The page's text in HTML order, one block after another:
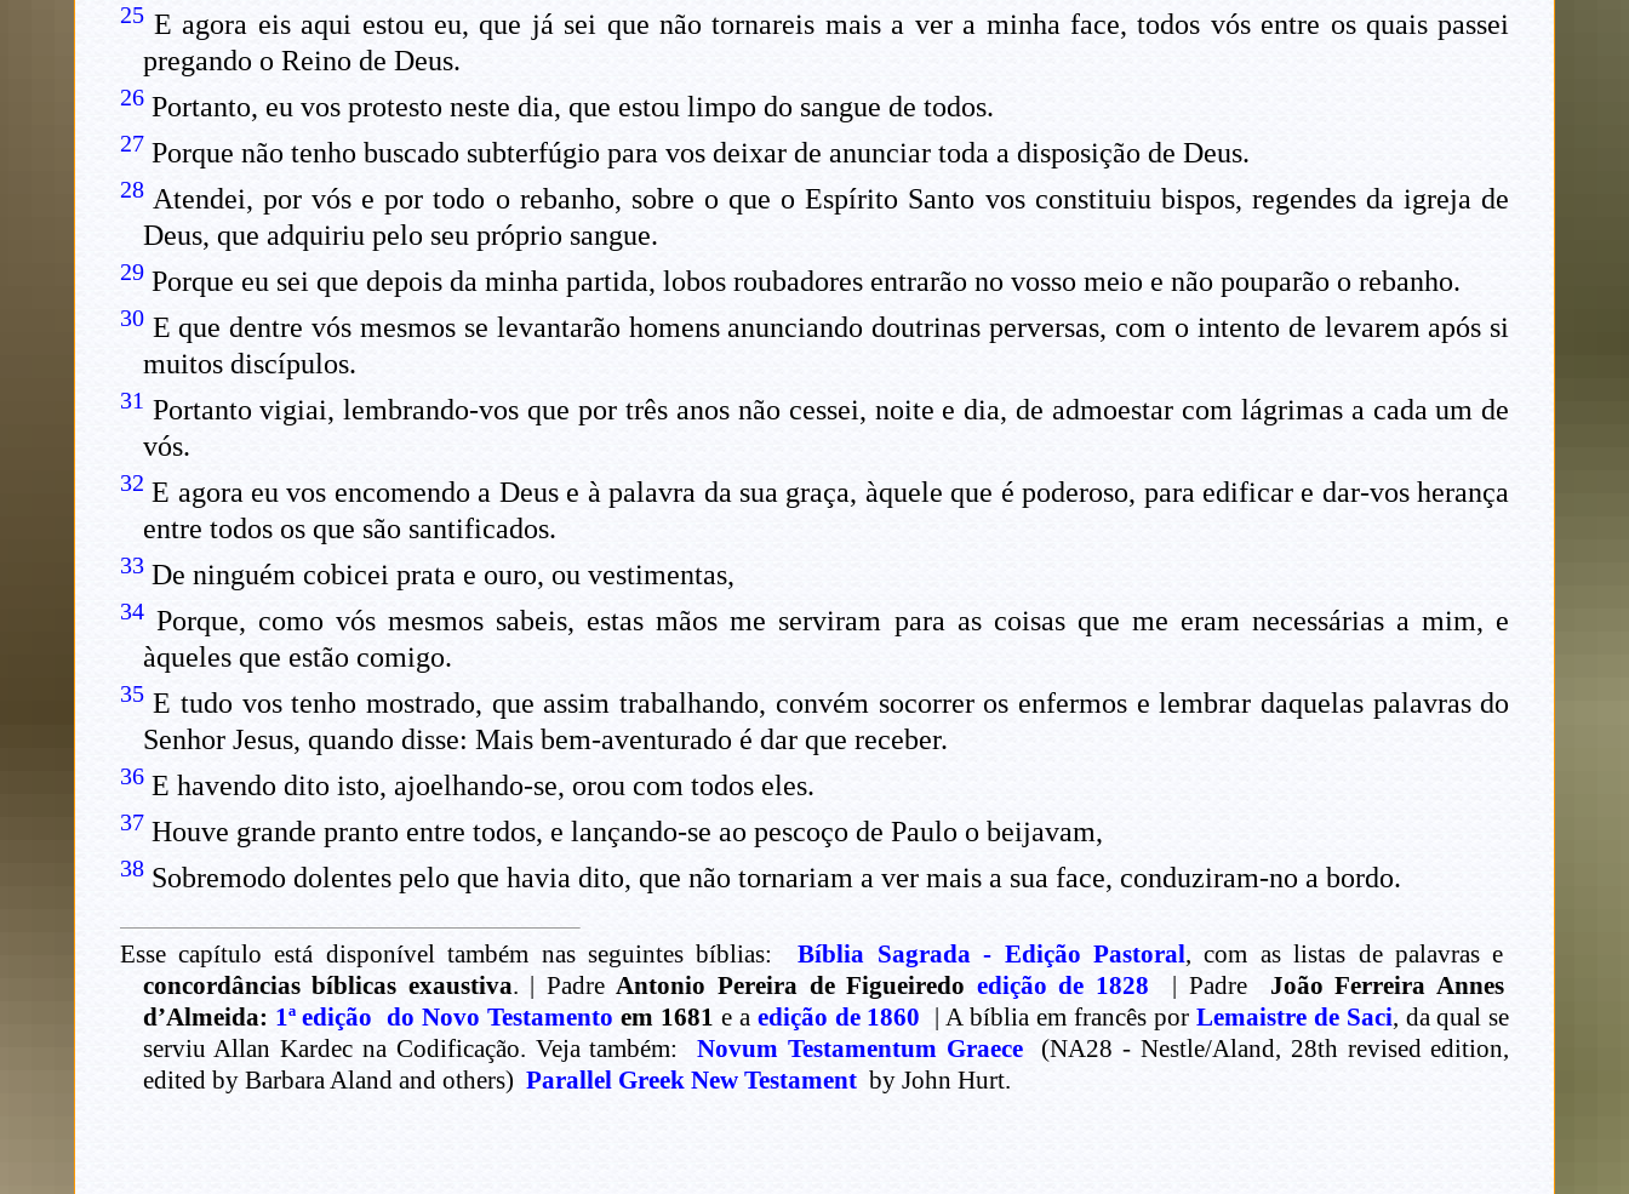
25E agora eis aqui estou eu, que já sei que não tornareis mais a ver a minha face, todos vós entre os quais passei
pregando o Reino de Deus.
26Portanto, eu vos protesto neste dia, que estou limpo do sangue de todos.
27 Porque não tenho buscado subterfúgio para vos deixar de anunciar toda a disposição de Deus.
28Atendei, por vós e por todo o rebanho, sobre o que o Espírito Santo vos constituiu bispos, regendes da igreja de
Deus, que adquiriu pelo seu próprio sangue.
29Porque eu sei que depois da minha partida, lobos roubadores entrarão no vosso meio e não pouparão o rebanho.
30E que dentre vós mesmos se levantarão homens anunciando doutrinas perversas, com o intento de levarem após si
muitos discípulos.
31 Portanto vigiai, lembrando-vos que por três anos não cessei, noite e dia, de admoestar com lágrimas a cada um de
vós.
32 E agora eu vos encomendo a Deus e à palavra da sua graça, àquele que é poderoso, para edificar e dar-vos herança
entre todos os que são santificados.
33De ninguém cobicei prata e ouro, ou vestimentas,
34Porque, como vós mesmos sabeis, estas mãos me serviram para as coisas que me eram necessárias a mim, e
àqueles que estão comigo.
35E tudo vos tenho mostrado, que assim trabalhando, convém socorrer os enfermos e lembrar daquelas palavras do
Senhor Jesus, quando disse: Mais bem-aventurado é dar que receber.
36E havendo dito isto, ajoelhando-se, orou com todos eles.
37 Houve grande pranto entre todos, e lançando-se ao pescoço de Paulo o beijavam,
38Sobremodo dolentes pelo que havia dito, que não tornariam a ver mais a sua face, conduziram-no a bordo.
Esse capítulo está disponível também nas seguintes bíblias: Bíblia Sagrada - Edição Pastoral, com as listas de palavras e
concordâncias bíblicas exaustiva. | PadreAntonio Pereira de Figueiredo edição de 1828 | Padre
João Ferreira Annes
d’Almeida: 1ª edição do Novo Testamento em 1681 e a edição de 1860 | A bíblia em francês por Lemaistre de Saci, da qual se
serviu Allan Kardec na Codificação. Veja também:
Novum Testamentum Graece(NA28 - Nestle/Aland, 28th revised edition,
edited by Barbara Aland and others) Parallel Greek New Testamentby John Hurt.